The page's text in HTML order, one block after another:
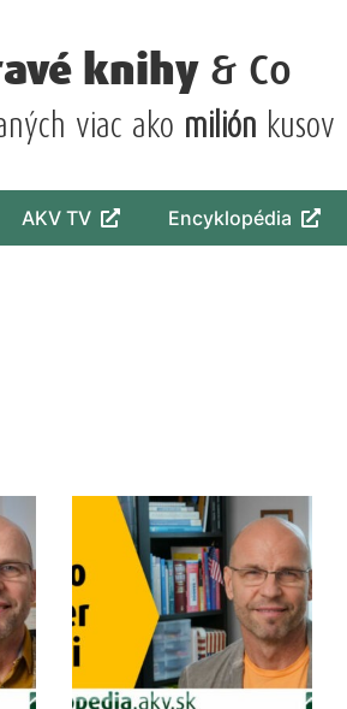
knihy& Co
viac ako milión kusov
AKV TV Encyklopédia